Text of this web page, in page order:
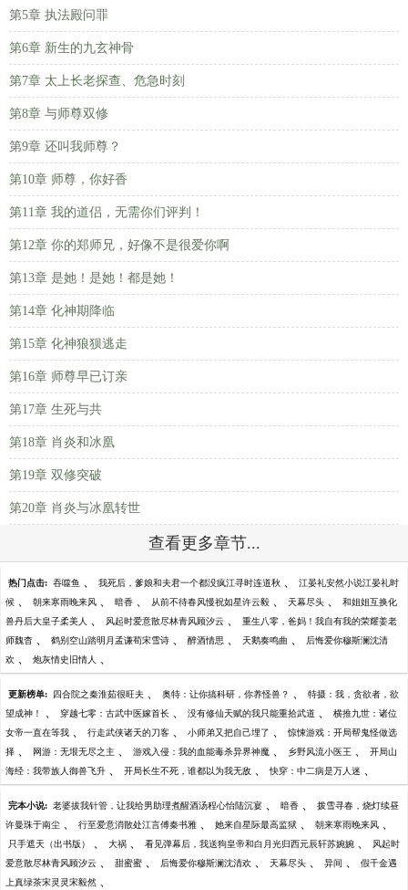
第5章 执法殿问罪
第6章 新生的九玄神骨
第7章 太上长老探查、危急时刻
第8章 与师尊双修
第9章 还叫我师尊？
第10章 师尊，你好香
第11章 我的道侣，无需你们评判！
第12章 你的郑师兄，好像不是很爱你啊
第13章 是她！是她！都是她！
第14章 化神期降临
第15章 化神狼狈逃走
第16章 师尊早已订亲
第17章 生死与共
第18章 肖炎和冰凰
第19章 双修突破
第20章 肖炎与冰凰转世
查看更多章节...
热门点击: 吞噬鱼 、 我死后，爹娘和夫君一个都没疯江寻时连道秋 、 江晏礼安然小说江晏礼时
候 、 朝来寒雨晚来风 、 暗香 、 从前不待春风慢祝如星许云毅 、 天幕尽头 、 和姐姐互换化
兽丹后大皇子柔美人 、 风起时爱意散尽林青风顾汐云 、 重生八零，爸妈！我自有我的荣耀姜老
师魏杳 、 鹤别空山踏明月孟谦荀宋雪诗 、 醉酒情思 、 天鹅奏鸣曲 、 后悔爱你穆斯澜沈清
欢 、 炮灰情史旧情人 、
更新榜单: 四合院之秦淮茹很旺夫 、 奥特：让你搞科研，你养怪兽？ 、 特摄：我，贪欲者，欲
望成神！ 、 穿越七零：古武中医嫁首长 、 没有修仙天赋的我只能重拾武道 、 横推九世：诸位
女帝一直在等我 、 行走武侠诸天的刀客 、 小师弟又把自己埋了 、 惊悚游戏：开局帮鬼怪做选
择 、 网游：无垠无尽之主 、 游戏入侵：我的血能毒杀异界神魔 、 乡野风流小医王 、 开局山
海经：我带族人御兽飞升 、 开局长生不死，谁都以为我无敌 、 快穿：中二病是万人迷 、
完本小说: 老婆拔我针管，让我给男助理煮醒酒汤程心怡陆沉宴 、 暗香 、 拨雪寻春，烧灯续昼
许曼珠于南尘 、 行至爱意消散处江言傅秦书雅 、 她来自星际最高监狱 、 朝来寒雨晚来风 、
只手遮天（出书版） 、 大祸 、 看见弹幕后，我送狗皇帝和白月光归西元辰轩苏婉婉 、 风起时
爱意散尽林青风顾汐云 、 甜蜜蜜 、 后悔爱你穆斯澜沈清欢 、 天幕尽头 、 异间 、 假千金遇
上真绿茶宋灵灵宋毅然 、